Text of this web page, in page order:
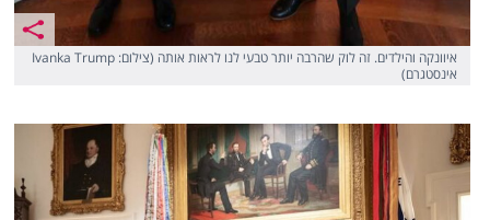
איוונקה והילדים. זה לוק שהרבה יותר טבעי לנו לראות אותה (צילום: Ivanka Trump
אינסטגרם)